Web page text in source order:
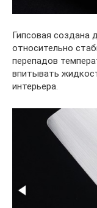
Гипсовая создана
относительно
перепадов
впитывать
интерьера.